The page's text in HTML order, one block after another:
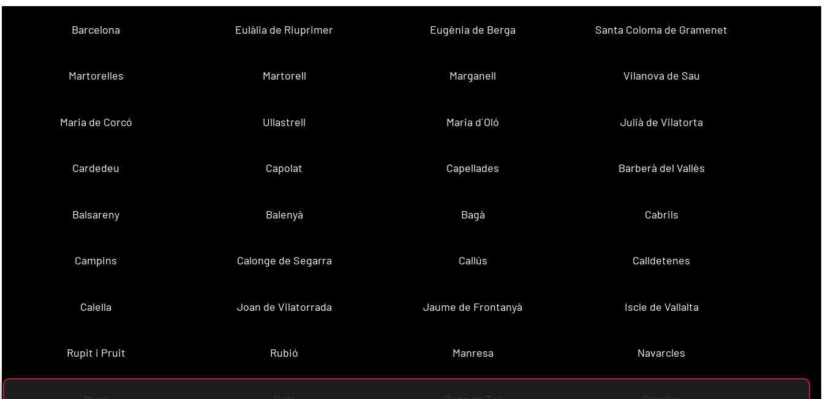
Barcelona Eulàlia de Riuprimer Eugènia de Berga Santa Coloma de Gramenet
Martorelles Martorell Marganell Vilanova de Sau
Maria de Corcó Ullastrell Maria d´Oló Julià de Vilatorta
Cardedeu Capolat Capellades Barberà del Vallès
Balsareny Balenyà Bagà Cabrils
Campins Calonge de Segarra Callús Calldetenes
Calella Joan de Vilatorrada Jaume de Frontanyà Iscle de Vallalta
Rupit i Pruit Rubió Manresa Navarcles